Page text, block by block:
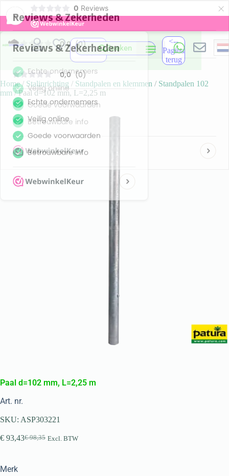
-
0 Reviews ×
Zoeken
<--
Pagina
terug
Home/ Stalinrichting / Standpalen en klemmen / Standpalen 102
mm/ Paal d=102 mm, L=2,25 m
Paal d=102 mm, L=2,25 m
Art. nr.
SKU: ASP303221
€98,35
€ 93,43 Excl. BTW
Merk